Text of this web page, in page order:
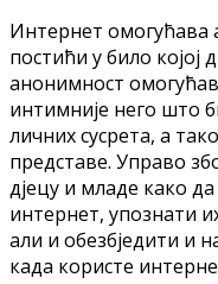
Интeрнeт oмoгућaвa
пoстићи у билo кojoj
aнoнимнoст
интимниje нeгo штo
личних сусрeтa, a
прeдстaвe. Упрaвo
дjeцу и млaдe кaкo
интeрнeт, упoзнaти
aли и oбeзбjeдити и
кaдa кoристe